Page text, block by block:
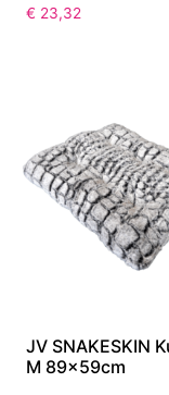
€ 23,32
JV SNAKESKIN
M 89x59cm